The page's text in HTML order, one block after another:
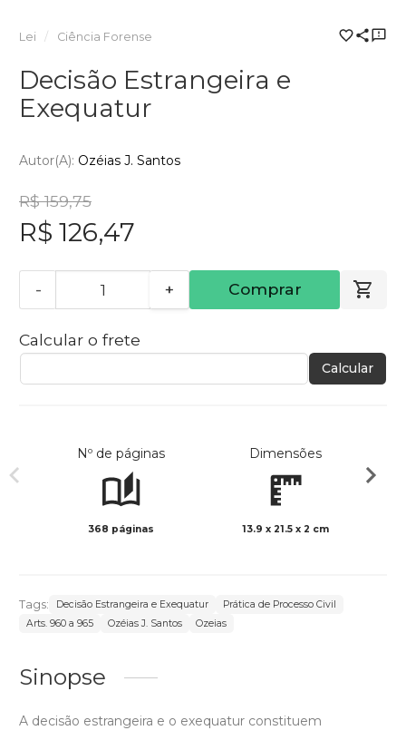
Lei Ciência Forense
Decisão Estrangeira e
Exequatur
Autor(a): Ozéias J. Santos
R$ 159,75
R$ 126,47
- + Comprar
Calcular o frete
Calcular
Nº de páginas
368 páginas
Dimensões
13.9 x 21.5 x 2 cm
Tags: Decisão Estrangeira e Exequatur
Prática de Processo Civil
Arts. 960 a 965
Ozéias J. Santos Ozeias
Sinopse
A decisão estrangeira e o exequatur constituem